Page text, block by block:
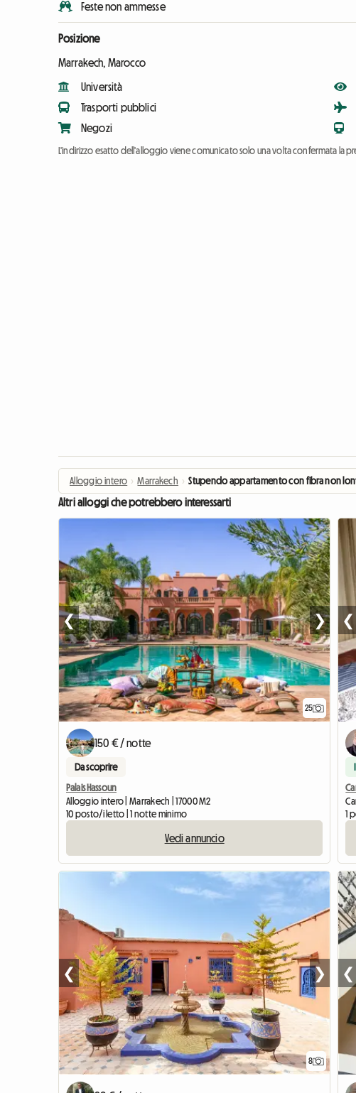
Feste non ammesse
Posizione
Marrakech, Marocco
Università
Trasporti pubblici
Negozi
L'indirizzo esatto dell'alloggio viene comunicato solo una volta confermata la
Alloggio intero › Marrakech › Stupendo appartamento con fibra non
Altri alloggi che potrebbero interessarti
25
❮ ❯
150 € / notte
Da scoprire
Palais Hassoun
Alloggio intero | Marrakech | 17000 M2
10 posto/i letto | 1 notte minimo
Vedi annuncio
❮
1
8
❮ ❯ ❮